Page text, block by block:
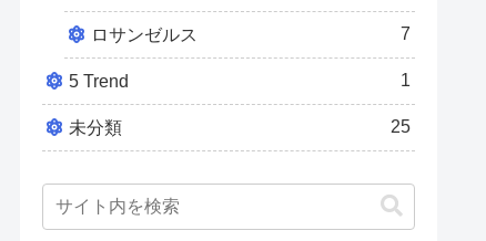
ロサンゼルス 7
5 Trend 1
未分類 25